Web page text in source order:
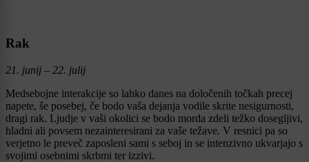
Rak
21. junij – 22. julij
Medsebojne interakcije so lahko danes na določenih točkah precej
napete, še posebej, če bodo vaša dejanja vodile skrite nesigurnosti,
dragi rak. Ljudje v vaši okolici se bodo morda zdeli težko dosegljivi,
hladni ali povsem nezainteresirani za vaše težave. V resnici pa so
verjetno le preveč zaposleni sami s seboj in se intenzivno ukvarjajo s
svojimi osebnimi skrbmi ter izzivi.